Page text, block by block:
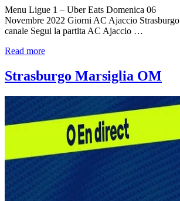
Menu Ligue 1 – Uber Eats Domenica 06
Novembre 2022 Giorni AC Ajaccio Strasburgo
canale Segui la partita AC Ajaccio …
Read more
Strasburgo Marsiglia OM